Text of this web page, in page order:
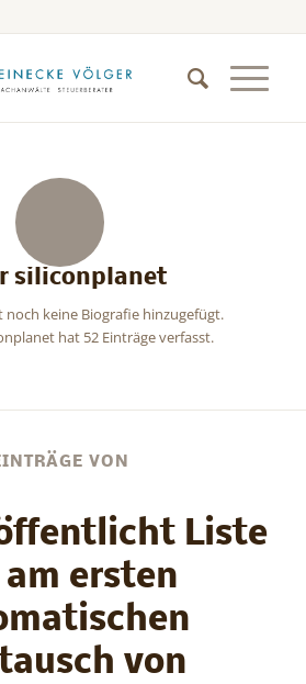
siliconplanet
noch keine Biografie hinzugefügt.
hat 52 Einträge verfasst.
VON
Liste
am ersten
von